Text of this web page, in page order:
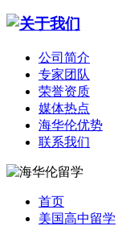
公司简介
专家团队
荣誉资质
媒体热点
海华伦优势
联系我们
首页
美国高中留学